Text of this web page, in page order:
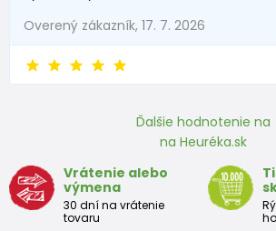
Overený zákazník, 17. 7. 2026
Ďalšie hodnotenie na
na Heuréka.sk
Vrátenie alebo
výmena
30 dní na vrátenie
tovaru